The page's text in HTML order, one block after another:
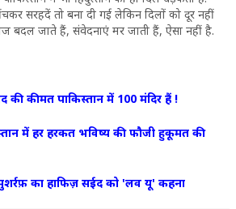
सरहदें तो बना दी गई लेकिन दिलों को दूर नहीं
बदल जाते हैं, संवेदनाएं मर जाती हैं, ऐसा नहीं है.
की कीमत पाकिस्तान में 100 मंदिर हैं !
में हर हरकत भविष्य की फौजी हुकूमत की
का हाफिज़ सईद को 'लव यू' कहना